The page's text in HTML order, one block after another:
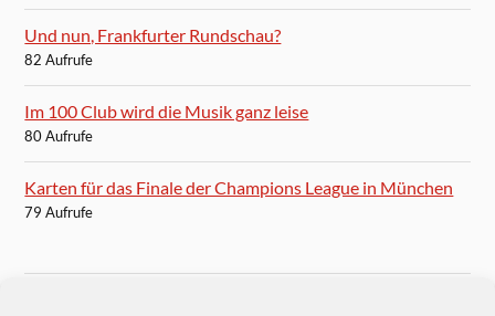
Und nun, Frankfurter Rundschau?
82 Aufrufe
Im 100 Club wird die Musik ganz leise
80 Aufrufe
Karten für das Finale der Champions League in München
79 Aufrufe